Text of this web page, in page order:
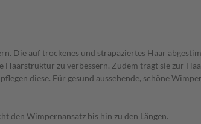
Die auf trockenes und strapaziertes Haar
zu verbessern. Zudem trägt sie zur
diese. Für gesund aussehende, schöne
den Wimpernansatz bis hin zu den Längen.